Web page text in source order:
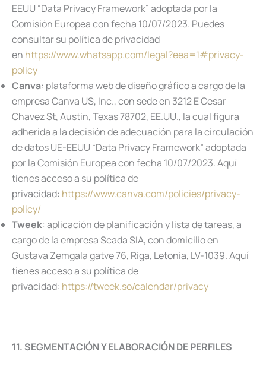
EEUU “Data Privacy Framework” adoptada por la
Comisión Europea con fecha 10/07/2023. Puedes
consultar su política de privacidad
en https://www.whatsapp.com/legal?eea=1#privacy-
policy
Canva: plataforma web de diseño gráfico a cargo de la
empresa Canva US, Inc., con sede en 3212 E Cesar
Chavez St, Austin, Texas 78702, EE.UU., la cual figura
adherida a la decisión de adecuación para la circulación
de datos UE-EEUU “Data Privacy Framework” adoptada
por la Comisión Europea con fecha 10/07/2023. Aquí
tienes acceso a su política de
privacidad: https://www.canva.com/policies/privacy-
policy/
Tweek: aplicación de planificación y lista de tareas, a
cargo de la empresa Scada SIA, con domicilio en
Gustava Zemgala gatve 76, Riga, Letonia, LV-1039. Aquí
tienes acceso a su política de
privacidad: https://tweek.so/calendar/privacy
11. SEGMENTACIÓN Y ELABORACIÓN DE PERFILES